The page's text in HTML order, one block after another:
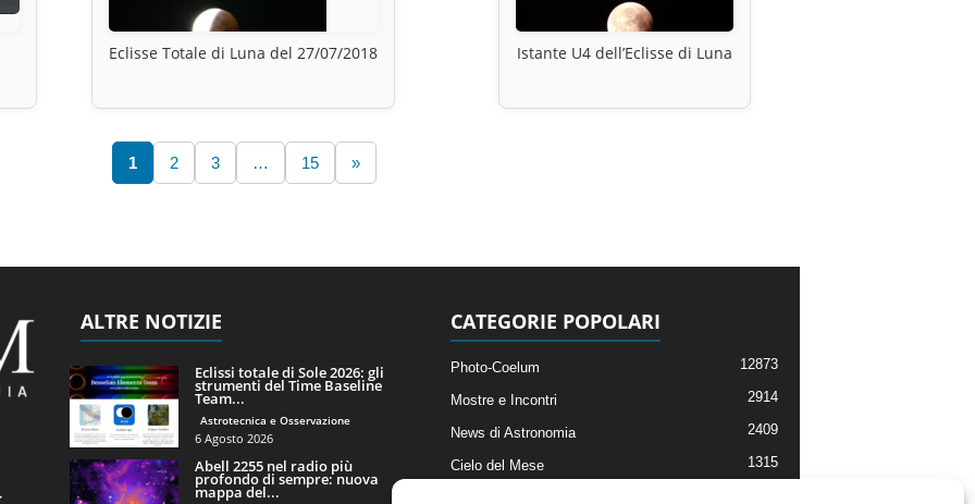
Eclisse Totale di Luna del 27/07/2018 Istante U4 dell’Eclisse di Luna
1 2 3 … 15 »
ALTRE NOTIZIE
Eclissi totale di Sole 2026: gli
strumenti del Time Baseline
Team...
Astrotecnica e Osservazione
6 Agosto 2026
Abell 2255 nel radio più
profondo di sempre: nuova
mappa del...
CATEGORIE POPOLARI
Photo-Coelum 12873
Mostre e Incontri 2914
News di Astronomia 2409
Cielo del Mese 1315